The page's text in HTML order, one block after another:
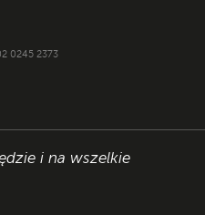
0245 2373
i na wszelkie